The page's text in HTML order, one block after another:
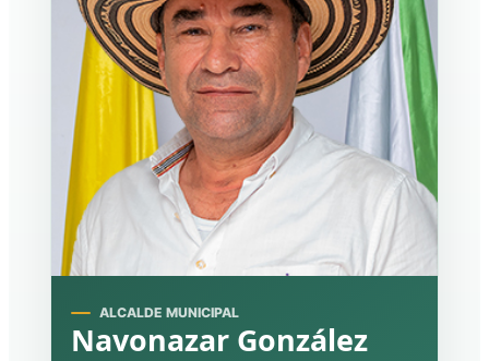
ALCALDE MUNICIPAL
Navonazar González